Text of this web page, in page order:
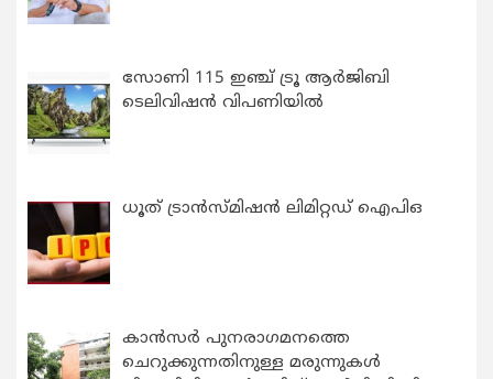
സോണി 115 ഇഞ്ച് ട്രൂ ആർജിബി
ടെലിവിഷൻ വിപണിയിൽ
ധൂത് ട്രാൻസ്മിഷൻ ലിമിറ്റഡ് ഐപിഒ
കാന്‍സര്‍ പുനരാഗമനത്തെ
ചെറുക്കുന്നതിനുള്ള മരുന്നുകള്‍